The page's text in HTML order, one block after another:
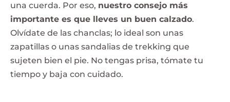
una cuerda. Por eso, nuestro consejo más
importante es que lleves un buen calzado.
Olvídate de las chanclas; lo ideal son unas
zapatillas o unas sandalias de trekking que
sujeten bien el pie. No tengas prisa, tómate tu
tiempo y baja con cuidado.